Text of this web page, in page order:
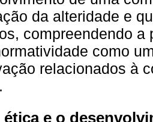
da alteridade e
compreendendo a
como
relacionados à
ética e o